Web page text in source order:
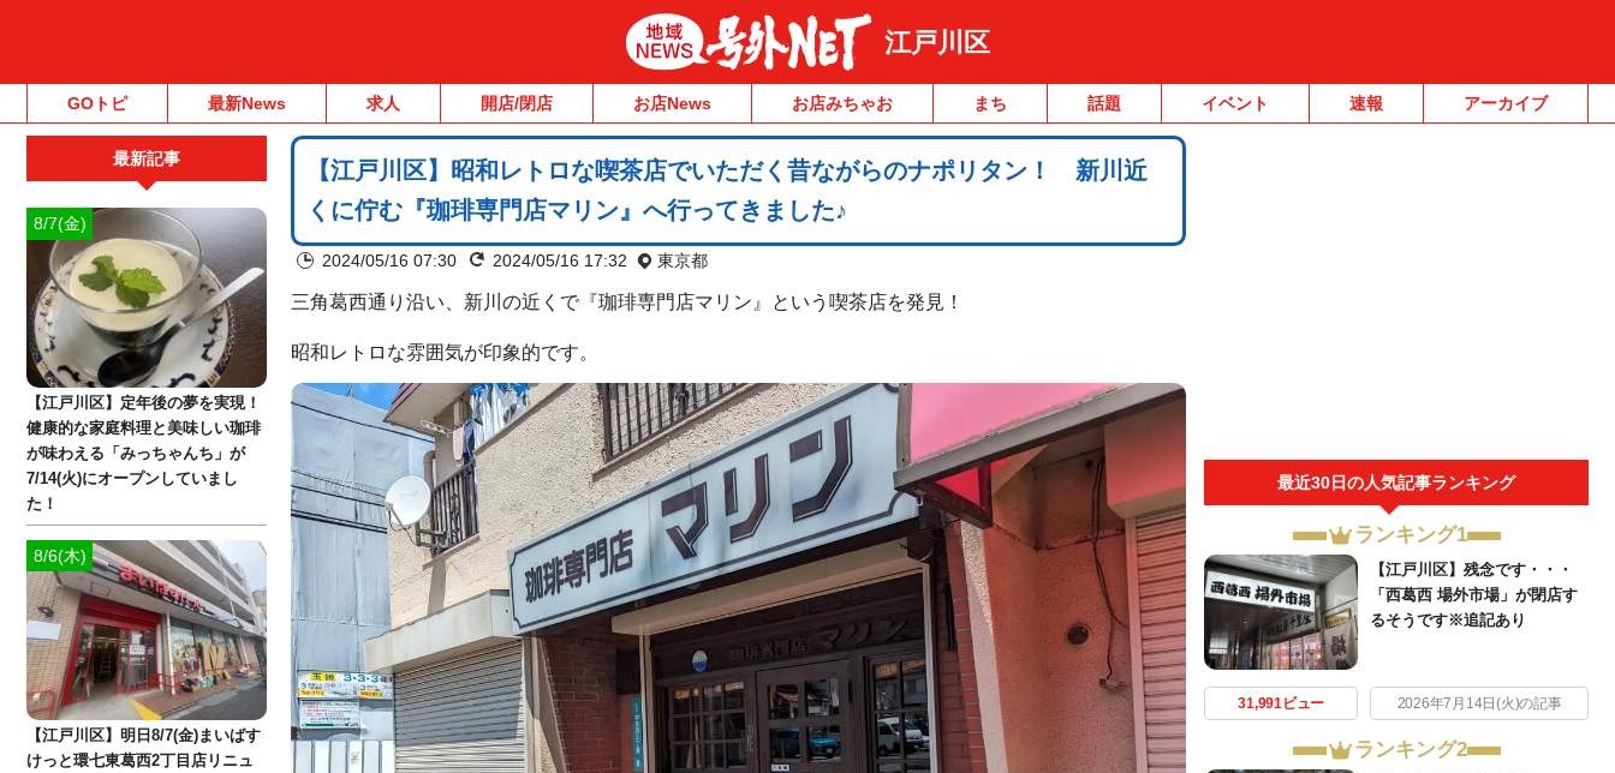
江戸川区
GOトピ 最新News 求人 開店/閉店 お店News お店みちゃお まち 話題 イベント 速報 アーカイブ
【江戸川区】昭和レトロな喫茶店でいただく昔ながらのナポリタン！ 新川近
くに佇む『珈琲専門店マリン』へ行ってきました♪
2024/05/16 07:30 2024/05/16 17:32 東京都
三角葛西通り沿い、新川の近くで『珈琲専門店マリン』という喫茶店を発見！
昭和レトロな雰囲気が印象的です。
最近30日の人気記事ランキング
ランキング1
【江戸川区】残念です・・・
「西葛西 場外市場」が閉店す
るそうです※追記あり
31,991ビュー 2026年7月14日(火)の記事
ランキング2
最新記事
8/7(金)
【江戸川区】定年後の夢を実現！
健康的な家庭料理と美味しい珈琲
が味わえる「みっちゃんち」が
7/14(火)にオープンしていまし
た！
8/6(木)
【江戸川区】明日8/7(金)まいばす
けっと環七東葛西2丁目店リニュ